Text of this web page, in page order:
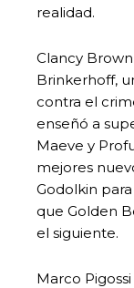
realidad.
Clancy
Brinkerhoff,
contra el
enseñó a
Maeve y
mejores
Godolkin
que Golden
el siguiente.
Marco